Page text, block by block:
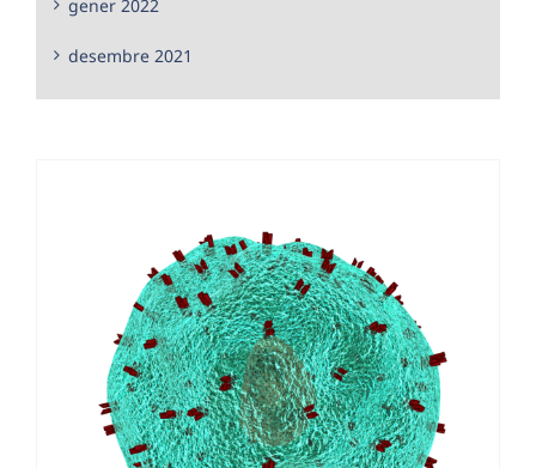
gener 2022
desembre 2021